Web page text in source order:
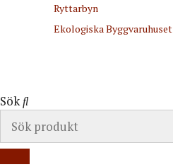
Ryttarbyn
Ekologiska Byggvaruhuset
Sök